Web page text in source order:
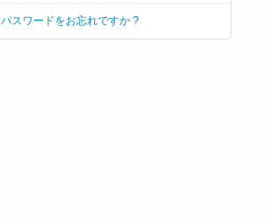
パスワードをお忘れですか ?